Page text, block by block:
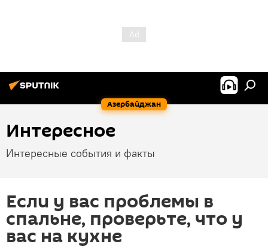
Азербайджан
Интересное
Интересные события и факты
Если у вас проблемы в
спальне, проверьте, что у
вас на кухне